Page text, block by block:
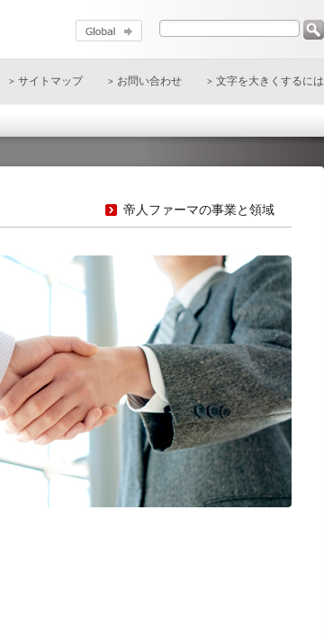
サイトマップ お問い合わせ 文字を大きくするには
帝人ファーマの事業と領域